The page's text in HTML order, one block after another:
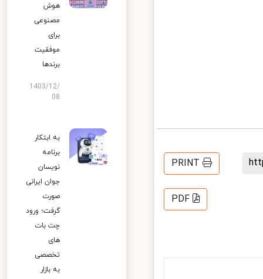
PRINT
PDF
هوش
مصنوعی
برای
موفقیت
برندها
1403/12/
08
به ابتکار
برنامه
نویسان
جوان ایرانی
صورت
گرفت؛ ورود
چت بات
های
تخصصی
به بازار